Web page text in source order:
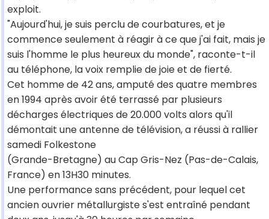
exploit.
"Aujourd'hui, je suis perclu de courbatures, et je
commence seulement à réagir à ce que j'ai fait, mais je
suis l'homme le plus heureux du monde", raconte-t-il
au téléphone, la voix remplie de joie et de fierté.
Cet homme de 42 ans, amputé des quatre membres
en 1994 après avoir été terrassé par plusieurs
décharges électriques de 20.000 volts alors qu'il
démontait une antenne de télévision, a réussi à rallier
samedi Folkestone
(Grande-Bretagne) au Cap Gris-Nez (Pas-de-Calais,
France) en 13H30 minutes.
Une performance sans précédent, pour lequel cet
ancien ouvrier métallurgiste s'est entraîné pendant